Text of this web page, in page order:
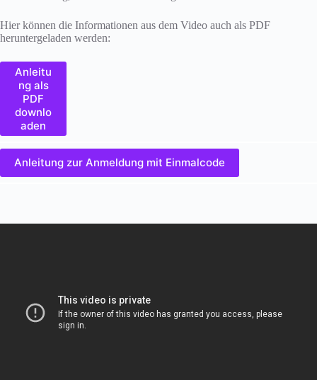
Hier können die Informationen aus dem Video auch als PDF
heruntergeladen werden:
Anleitu
ng als
PDF
downlo
aden
Anleitung zur Anmeldung mit Einmalcode